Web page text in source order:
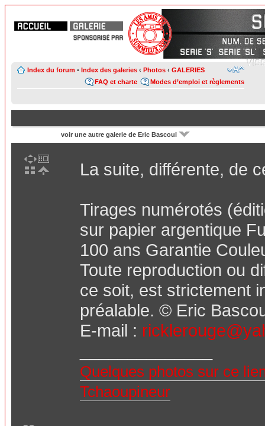
Index du forum • Index des galeries ‹ Photos ‹ GALERIES
Modes d’emploi et règlements
FAQ et charte
voir une autre galerie de Eric Bascoul
La suite, différente, de
Tirages numérotés
sur papier argentique
100 ans Garantie
Toute reproduction ou
ce soit, est strictement
préalable. © Eric
E-mail :
Quelques photos sur ce
Tchaoupineur